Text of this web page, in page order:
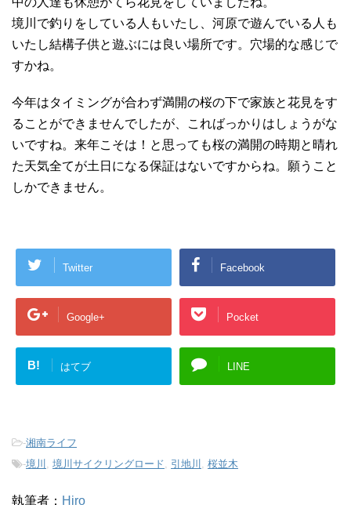
境川で釣りをしている人もいたし、河原で遊んでいる人も
いたし結構子供と遊ぶには良い場所です。穴場的な感じで
すかね。
今年はタイミングが合わず満開の桜の下で家族と花見をす
ることができませんでしたが、こればっかりはしょうがな
いですね。来年こそは！と思っても桜の満開の時期と晴れ
た天気全てが土日になる保証はないですからね。願うこと
しかできません。
Twitter Facebook
Google+ Pocket
B! はてブ LINE
-湘南ライフ
-境川 , 境川サイクリングロード, 引地川 , 桜並木
執筆者： Hiro